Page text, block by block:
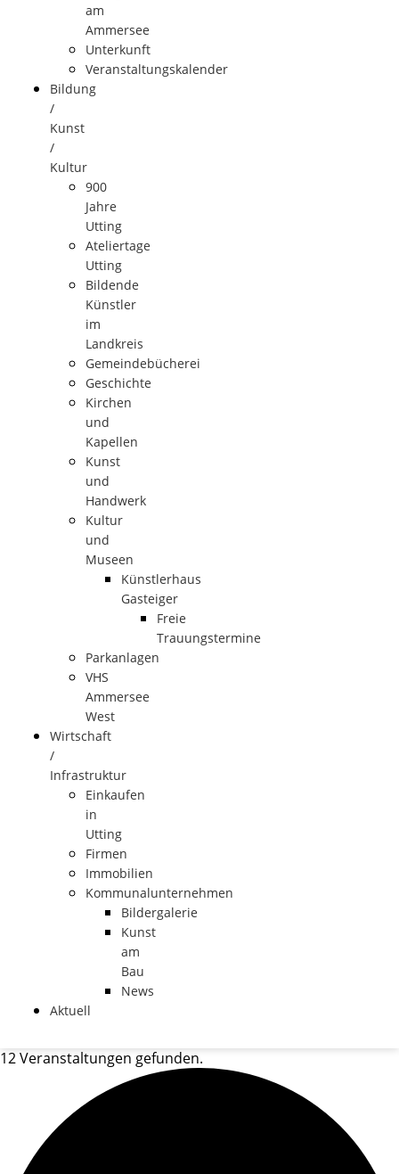
am
Ammersee
Unterkunft
Veranstaltungskalender
Bildung
/
Kunst
/
Kultur
900
Jahre
Utting
Ateliertage
Utting
Bildende
Künstler
im
Landkreis
Gemeindebücherei
Geschichte
Kirchen
und
Kapellen
Kunst
und
Handwerk
Kultur
und
Museen
Künstlerhaus
Gasteiger
Freie
Trauungstermine
Parkanlagen
VHS
Ammersee
West
Wirtschaft
/
Infrastruktur
Einkaufen
in
Utting
Firmen
Immobilien
Kommunalunternehmen
Bildergalerie
Kunst
am
Bau
News
Aktuell
12 Veranstaltungen gefunden.